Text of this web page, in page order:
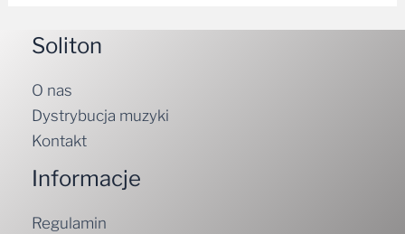
Dystrybucja muzyki
Kontakt
Informacje
Zakup i dostawa